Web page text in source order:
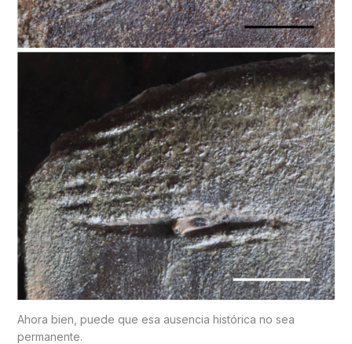
Ahora bien, puede que esa ausencia histórica no sea
permanente.